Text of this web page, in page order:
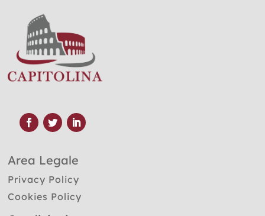
Area Legale
Privacy Policy
Cookies Policy